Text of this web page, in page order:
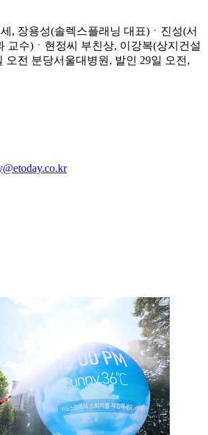
, 장용성(솔렉스플래닝 대표)ㆍ진성(서
교수)ㆍ현정씨 부친상, 이강복(상지건설
오전 분당서울대병원, 발인 29일 오전,